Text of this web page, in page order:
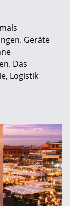
Geräte
Das
Logistik